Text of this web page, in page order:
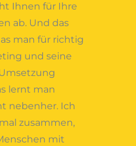
Ihnen für Ihre
ab. Und das
man für richtig
und seine
lernt man
nebenher. Ich
zusammen,
mit